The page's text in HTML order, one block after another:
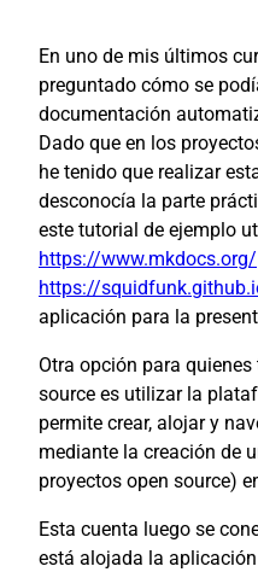
En uno de mis últimos
preguntado cómo se
documentación
Dado que en los
he tenido que realizar
desconocía la parte
este tutorial de ejemplo
https://www.mkdocs.org/
https://
aplicación para la
Otra opción para
source es utilizar la
permite crear, alojar y
mediante la creación de
proyectos open source)
Esta cuenta luego se
está alojada la